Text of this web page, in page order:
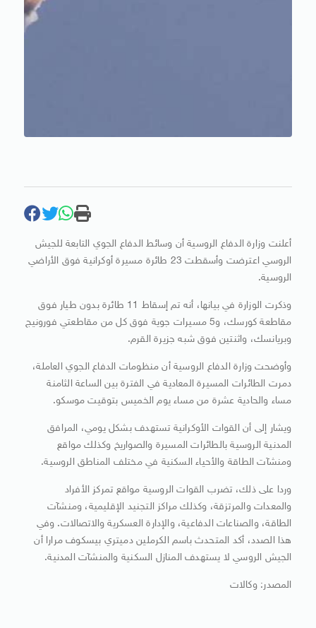
أعلنت وزارة الدفاع الروسية أن وسائط الدفاع الجوي التابعة للجيش
الروسي اعترضت وأسقطت 23 طائرة مسيرة أوكرانية فوق الأراضي
الروسية.
وذكرت الوزارة في بيانها، أنه تم إسقاط 11 طائرة بدون طيار فوق
مقاطعة كورسك، و5 مسيرات جوية فوق كل من مقاطعتي فورونيج
وبريانسك، واثنتين فوق شبه جزيرة القرم.
وأوضحت وزارة الدفاع الروسية أن منظومات الدفاع الجوي العاملة،
دمرت الطائرات المسيرة المعادية في الفترة بين الساعة الثامنة
مساء والحادية عشرة من مساء يوم الخميس بتوقيت موسكو.
ويشار إلى أن القوات الأوكرانية تستهدف بشكل يومي، المرافق
المدنية الروسية بالطائرات المسيرة والصواريخ وكذلك مواقع
ومنشآت الطاقة والأحياء السكنية في مختلف المناطق الروسية.
وردا على ذلك، تضرب القوات الروسية مواقع تمركز الأفراد
والمعدات والمرتزقة، وكذلك مراكز التجنيد الإقليمية، ومنشآت
الطاقة، والصناعات الدفاعية، والإدارة العسكرية والاتصالات. وفي
هذا الصدد، أكد المتحدث باسم الكرملين دميتري بيسكوف مرارا أن
الجيش الروسي لا يستهدف المنازل السكنية والمنشآت المدنية.
المصدر: وكالات